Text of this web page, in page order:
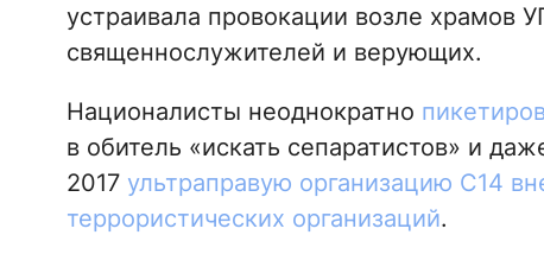
устраивала провокации возле храмов
священнослужителей и верующих.
Националисты неоднократно
в обитель «искать сепаратистов» и
2017 ультраправую организацию С14
террористических организаций.